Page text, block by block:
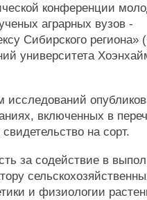
конференции
аграрных вузов -
Сибирского региона»
университета
включенных в
на сорт.
за содействие в
и физиологии